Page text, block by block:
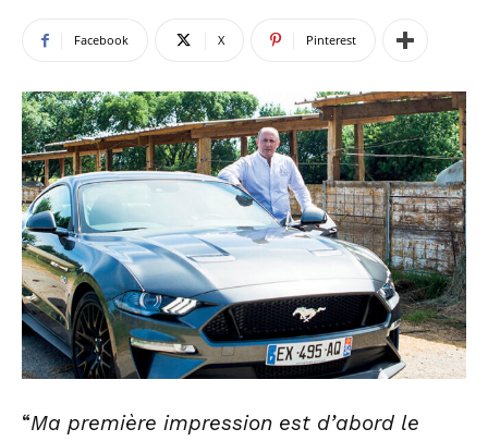
Facebook X Pinterest
“Ma première impression est d’abord le